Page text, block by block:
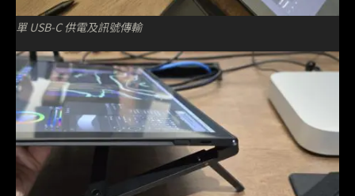
單 USB-C 供電及訊號傳輸